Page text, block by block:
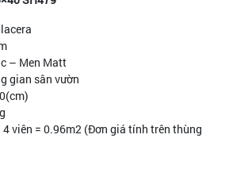
– Men Matt
gian sân vườn
4 viên = 0.96m2 (Đơn giá tính trên thùng